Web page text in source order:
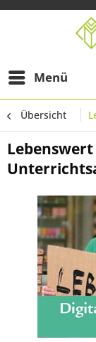
Menü
Übersicht